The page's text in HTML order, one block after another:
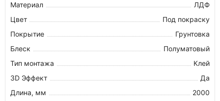
Материал
ЛДФ
Цвет
Под покраску
Покрытие
Грунтовка
Блеск
Полуматовый
Тип монтажа
Клей
3D Эффект
Да
Длина, мм
2000